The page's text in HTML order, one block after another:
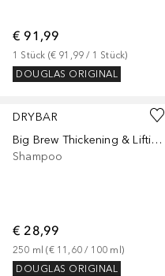
€ 91,99
1 Stück (€ 91,99 / 1 Stück)
DOUGLAS ORIGINAL
DRYBAR
Big Brew Thickening & Lifting Shampoo
Shampoo
€ 28,99
250 ml (€ 11,60 / 100 ml)
DOUGLAS ORIGINAL